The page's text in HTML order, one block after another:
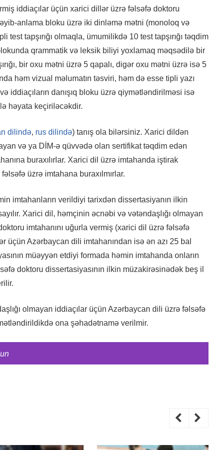
iddiaçılar üçün xarici dillər üzrə fəlsəfə doktoru
anlama bloku üzrə iki dinləmə mətni (monoloq və
tapşırığı olmaqla, ümumilikdə 10 test tapşırığı təqdim
qrammatik və leksik biliyi yoxlamaq məqsədilə bir
bir oxu mətni üzrə 5 qapalı, digər oxu mətni üzrə isə 5
həm vizual məlumatın təsviri, həm də esse tipli yazı
iddiaçıların danışıq bloku üzrə qiymətləndirilməsi isə
həyata keçiriləcəkdir.
dilində, rus dilində) tanış ola bilərsiniz. Xarici dildən
və ya DİM-ə qüvvədə olan sertifikat təqdim edən
buraxılırlar. Xarici dil üzrə imtahanda iştirak
üzrə imtahana buraxılmırlar.
imtahanların verildiyi tarixdən dissertasiyanın ilkin
Xarici dil, həmçinin əcnəbi və vətəndaşlığı olmayan
imtahanını uğurla vermiş (xarici dil üzrə fəlsəfə
üçün Azərbaycan dili imtahanından isə ən azı 25 bal
müəyyən etdiyi formada həmin imtahanda onların
doktoru dissertasiyasının ilkin müzakirəsinədək beş il
olmayan iddiaçılar üçün Azərbaycan dili üzrə fəlsəfə
ona şəhadətnamə verilmir.